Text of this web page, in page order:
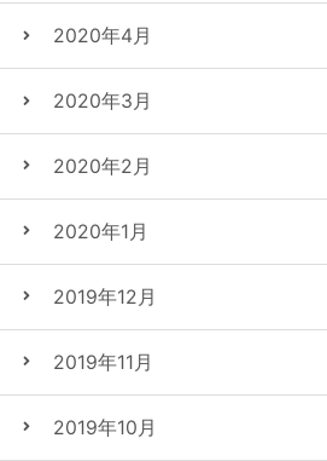
2020年4月
2020年3月
2020年2月
2020年1月
2019年12月
2019年11月
2019年10月